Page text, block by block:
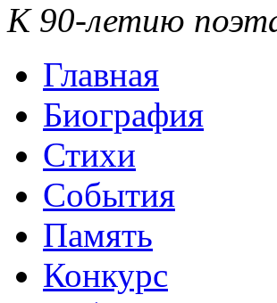
К 90-летию
Главная
Биография
Стихи
События
Память
Конкурс